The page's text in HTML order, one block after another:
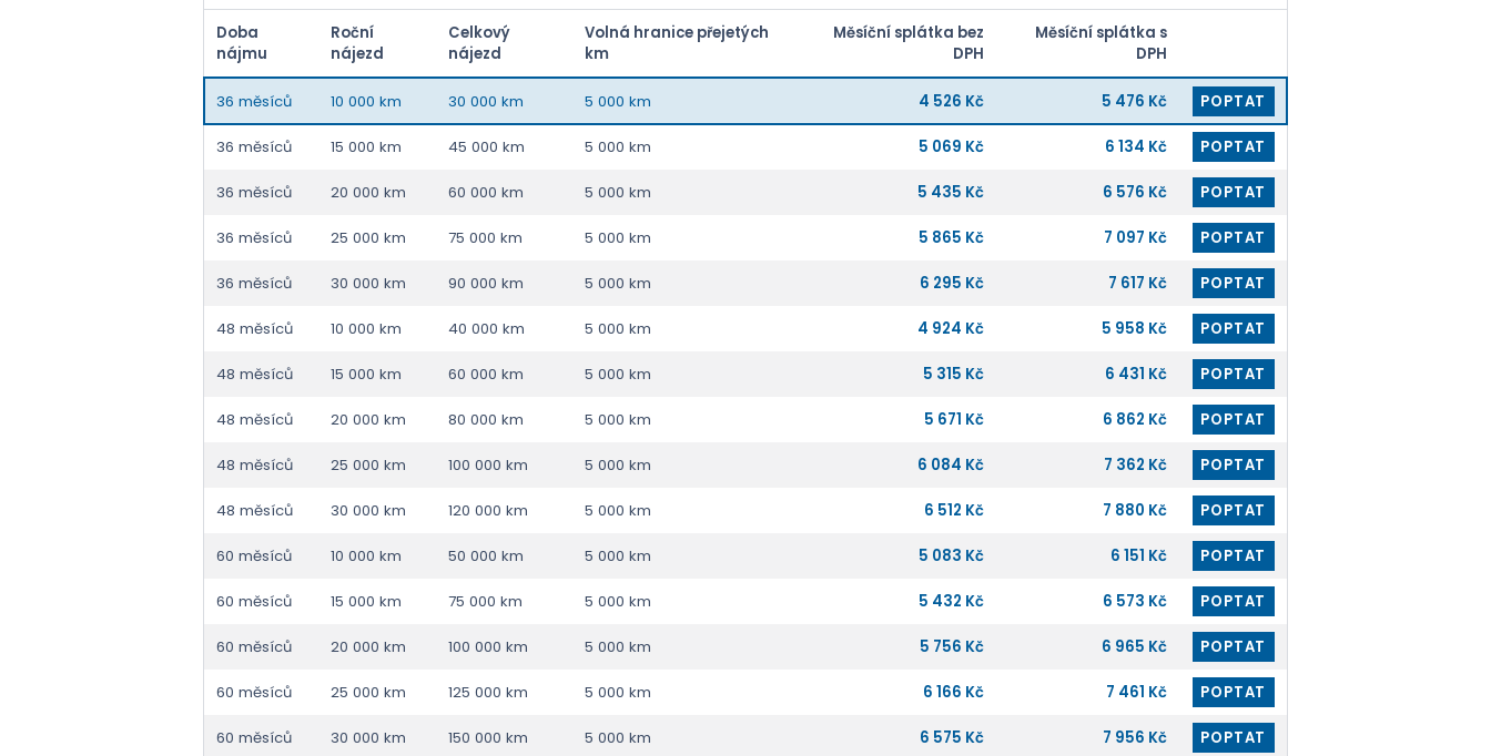
Doba
nájmu
Roční
nájezd
Celkový
nájezd
Volná hranice přejetých
km
Měsíční splátka bez
DPH
Měsíční splátka s
DPH
36 měsíců 10 000 km 30 000 km 5 000 km 4 526 Kč 5 476 Kč POPTAT
36 měsíců 15 000 km 45 000 km 5 000 km 5 069 Kč 6 134 Kč POPTAT
36 měsíců 20 000 km 60 000 km 5 000 km 5 435 Kč 6 576 Kč POPTAT
36 měsíců 25 000 km 75 000 km 5 000 km 5 865 Kč 7 097 Kč POPTAT
36 měsíců 30 000 km 90 000 km 5 000 km 6 295 Kč 7 617 Kč POPTAT
48 měsíců 10 000 km 40 000 km 5 000 km 4 924 Kč 5 958 Kč POPTAT
48 měsíců 15 000 km 60 000 km 5 000 km 5 315 Kč 6 431 Kč POPTAT
48 měsíců 20 000 km 80 000 km 5 000 km 5 671 Kč 6 862 Kč POPTAT
48 měsíců 25 000 km 100 000 km 5 000 km 6 084 Kč 7 362 Kč POPTAT
48 měsíců 30 000 km 120 000 km 5 000 km 6 512 Kč 7 880 Kč POPTAT
60 měsíců 10 000 km 50 000 km 5 000 km 5 083 Kč 6 151 Kč POPTAT
60 měsíců 15 000 km 75 000 km 5 000 km 5 432 Kč 6 573 Kč POPTAT
60 měsíců 20 000 km 100 000 km 5 000 km 5 756 Kč 6 965 Kč POPTAT
60 měsíců 25 000 km 125 000 km 5 000 km 6 166 Kč 7 461 Kč POPTAT
60 měsíců 30 000 km 150 000 km 5 000 km 6 575 Kč 7 956 Kč POPTAT